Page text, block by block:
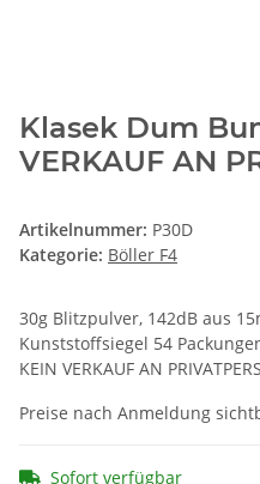
Klasek Dum
VERKAUF AN
Artikelnummer: P30D
Kategorie: Böller F4
30g Blitzpulver, 142dB aus
Kunststoffsiegel 54
KEIN VERKAUF AN
Preise nach Anmeldung
Sofort verfügbar